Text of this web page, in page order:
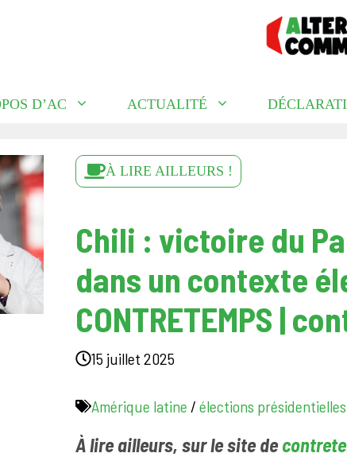
D’AC ACTUALITÉ
À LIRE AILLEURS !
Chili : victoire du
dans un contexte
CONTRETEMPS |
15 juillet 2025
Amérique latine / élections présidentielles
À lire ailleurs, sur le site de